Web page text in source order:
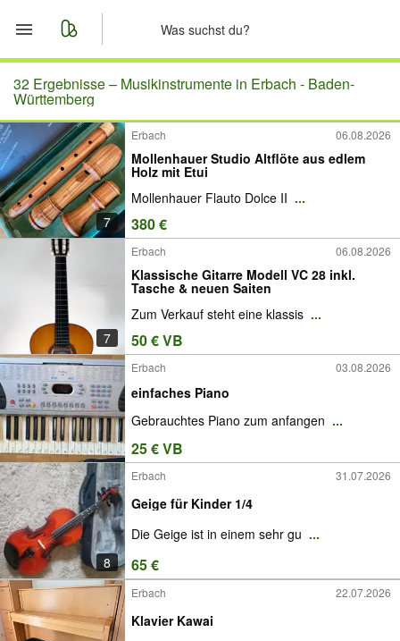
Start
Merkliste
Nachrichten
Anzeige aufgeben
32 Ergebnisse – Musikinstrumente in Erbach - Baden-
Württemberg
7
Erbach 06.08.2026
Mollenhauer Studio Altflöte aus edlem
Holz mit Etui
Mollenhauer Flauto Dolce II ...
380 €
7
Erbach 06.08.2026
Klassische Gitarre Modell VC 28 inkl.
Tasche & neuen Saiten
Zum Verkauf steht eine klassis ...
50 € VB
Erbach 03.08.2026
einfaches Piano
Gebrauchtes Piano zum anfangen ...
25 € VB
8
Erbach 31.07.2026
Geige für Kinder 1/4
Die Geige ist in einem sehr gu ...
65 €
Erbach 22.07.2026
Klavier Kawai